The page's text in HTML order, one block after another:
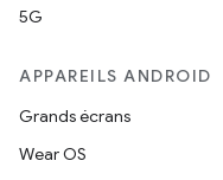
5G
APPAREILS ANDROID
Grands écrans
Wear OS